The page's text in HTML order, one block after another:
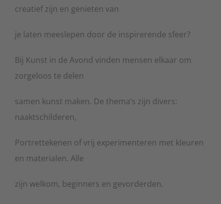
creatief zijn en genieten van
je laten meeslepen door de inspirerende sfeer?
Bij Kunst in de Avond vinden mensen elkaar om
zorgeloos te delen
samen kunst maken. De thema’s zijn divers:
naaktschilderen,
Portrettekenen of vrij experimenteren met kleuren
en materialen. Alle
zijn welkom, beginners en gevorderden.